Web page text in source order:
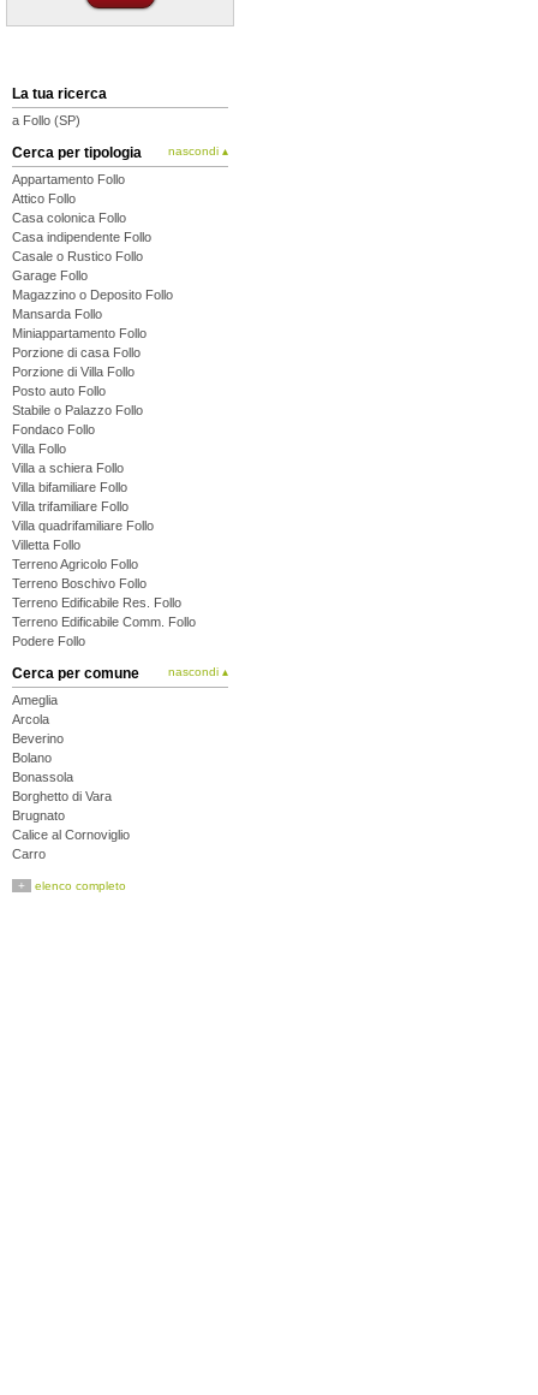
La tua ricerca
a Follo (SP)
Cerca per tipologia nascondi ▴
Appartamento Follo
Attico Follo
Casa colonica Follo
Casa indipendente Follo
Casale o Rustico Follo
Garage Follo
Magazzino o Deposito Follo
Mansarda Follo
Miniappartamento Follo
Porzione di casa Follo
Porzione di Villa Follo
Posto auto Follo
Stabile o Palazzo Follo
Fondaco Follo
Villa Follo
Villa a schiera Follo
Villa bifamiliare Follo
Villa trifamiliare Follo
Villa quadrifamiliare Follo
Villetta Follo
Terreno Agricolo Follo
Terreno Boschivo Follo
Terreno Edificabile Res. Follo
Terreno Edificabile Comm. Follo
Podere Follo
Cerca per comune nascondi ▴
Ameglia
Arcola
Beverino
Bolano
Bonassola
Borghetto di Vara
Brugnato
Calice al Cornoviglio
Carro
Castelnuovo Magra
+ elenco completo